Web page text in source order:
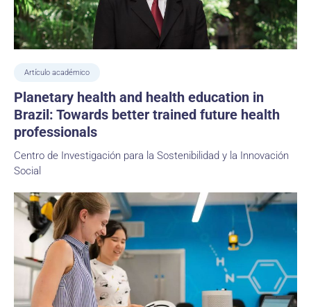
Artículo académico
Planetary health and health education in
Brazil: Towards better trained future health
professionals
Centro de Investigación para la Sostenibilidad y la Innovación
Social